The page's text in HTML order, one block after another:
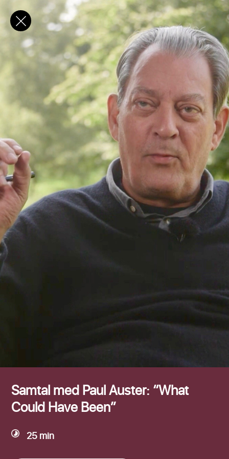
✕
E-post
Förnamn
Samtal med Paul Auster: “What
Could Have Been”
25 min